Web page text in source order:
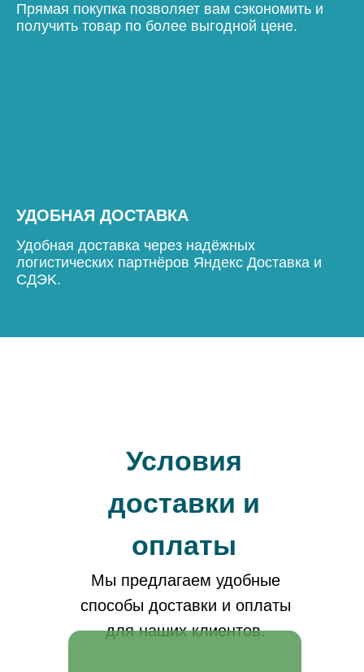
Прямая покупка позволяет вам сэкономить и
получить товар по более выгодной цене.
УДОБНАЯ ДОСТАВКА
Удобная доставка через надёжных
логистических партнёров Яндекс Доставка и
СДЭK.
Условия
доставки и
оплаты
Мы предлагаем удобные
способы доставки и оплаты
для наших клиентов.